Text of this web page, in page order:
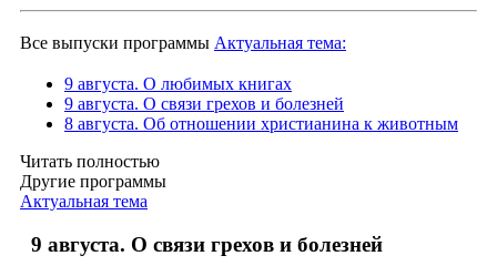
Все выпуски программы Актуальная тема:
9 августа. О любимых книгах
9 августа. О связи грехов и болезней
8 августа. Об отношении христианина к животным
Читать полностью
Другие программы
Актуальная тема
9 августа. О связи грехов и болезней